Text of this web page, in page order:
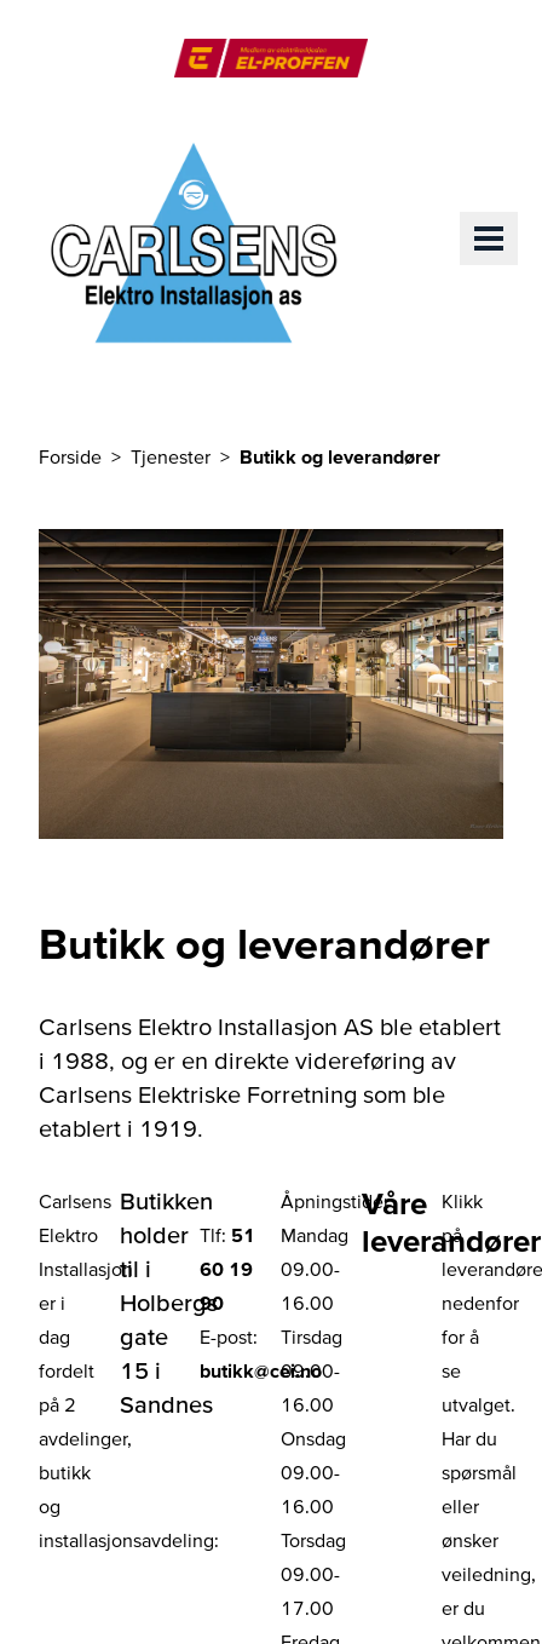
Forside Tjenester Butikk og leverandører
Butikk og leverandører
Carlsens Elektro Installasjon AS ble etablert
i 1988, og er en direkte videreføring av
Carlsens Elektriske Forretning som ble
etablert i 1919.
Carlsens
Elektro
Installasjon
er i
dag
fordelt
på 2
avdelinger,
butikk
og
installasjonsavdeling:
Butikken
holder
til i
Holbergs
gate
15 i
Sandnes
Tlf: 51
60 19
90
E-post:
butikk@cei.no
Åpningstider
Mandag
09.00-
16.00
Tirsdag
09.00-
16.00
Onsdag
09.00-
16.00
Torsdag
09.00-
17.00
Våre
Klikk
på
nedenfor
for å
se
utvalget.
Har du
spørsmål
eller
ønsker
veiledning,
er du